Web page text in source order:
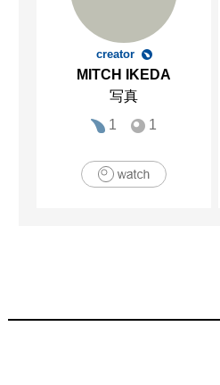
creator
MITCH IKEDA
写真
1
1